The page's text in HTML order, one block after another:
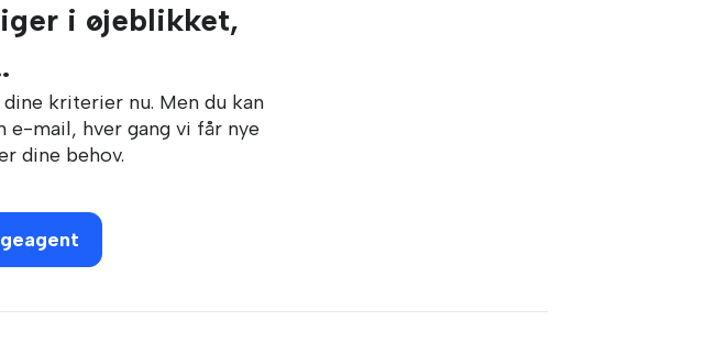
i øjeblikket,
kriterier nu. Men du kan
e-mail, hver gang vi får nye
dine behov.